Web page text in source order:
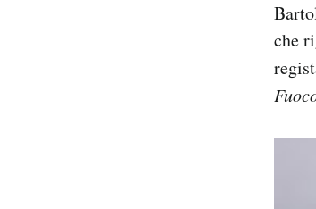
che